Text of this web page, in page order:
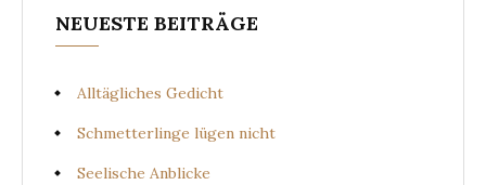
NEUESTE BEITRÄGE
Alltägliches Gedicht
Schmetterlinge lügen nicht
Seelische Anblicke